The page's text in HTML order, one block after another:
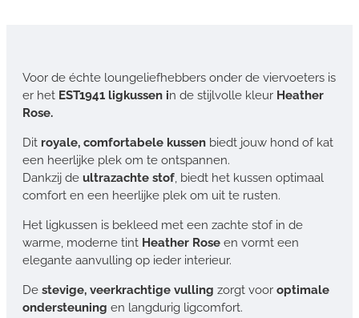
Voor de échte loungeliefhebbers onder de viervoeters is
er het EST1941 ligkussen in de stijlvolle kleur Heather
Rose.
Dit royale, comfortabele kussen biedt jouw hond of kat
een heerlijke plek om te ontspannen.
Dankzij de ultrazachte stof, biedt het kussen optimaal
comfort en een heerlijke plek om uit te rusten.
Het ligkussen is bekleed met een zachte stof in de
warme, moderne tint Heather Rose en vormt een
elegante aanvulling op ieder interieur.
De stevige, veerkrachtige vulling zorgt voor optimale
ondersteuning en langdurig ligcomfort.